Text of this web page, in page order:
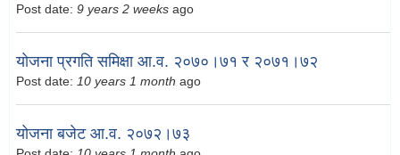
Post date: 9 years 2 weeks ago
योजना प्रगति समिक्षा आ.व. २०७०।७१ र २०७१।७२
Post date: 10 years 1 month ago
योजना बजेट आ.व. २०७२।७३